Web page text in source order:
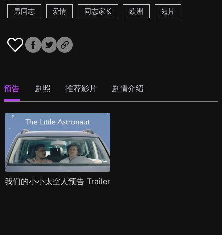
男同志
爱情 同志家长 欧洲 短片
预告 剧照 推荐影片 剧情介绍
我们的小小太空人预告 Trailer